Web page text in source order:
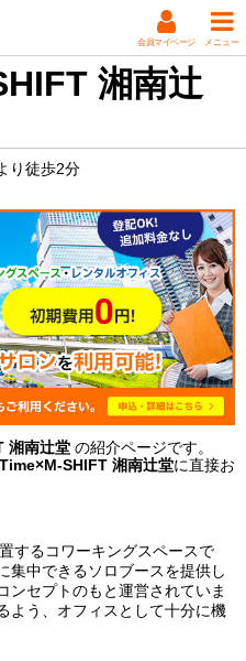
会員マイページ メニュー
湘南辻
り徒歩2分
湘南辻堂 の紹介ページです。
SHIFT 湘南辻堂に直接お
するコワーキングスペースで
集中できるソロブースを提供し
ンセプトのもと運営されていま
よう、オフィスとして十分に機